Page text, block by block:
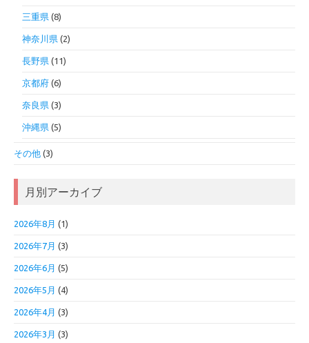
三重県 (8)
神奈川県 (2)
長野県 (11)
京都府 (6)
奈良県 (3)
沖縄県 (5)
その他 (3)
月別アーカイブ
2026年8月 (1)
2026年7月 (3)
2026年6月 (5)
2026年5月 (4)
2026年4月 (3)
2026年3月 (3)